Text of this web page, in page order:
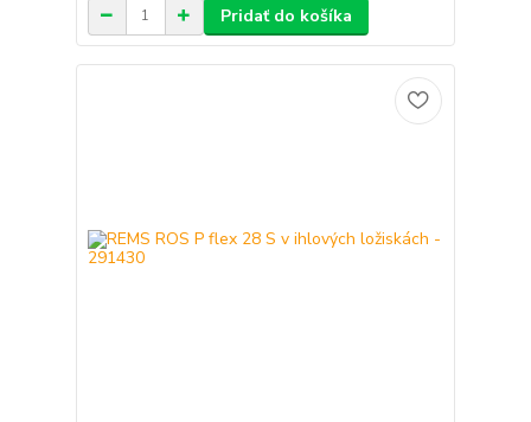
Pridať do košíka